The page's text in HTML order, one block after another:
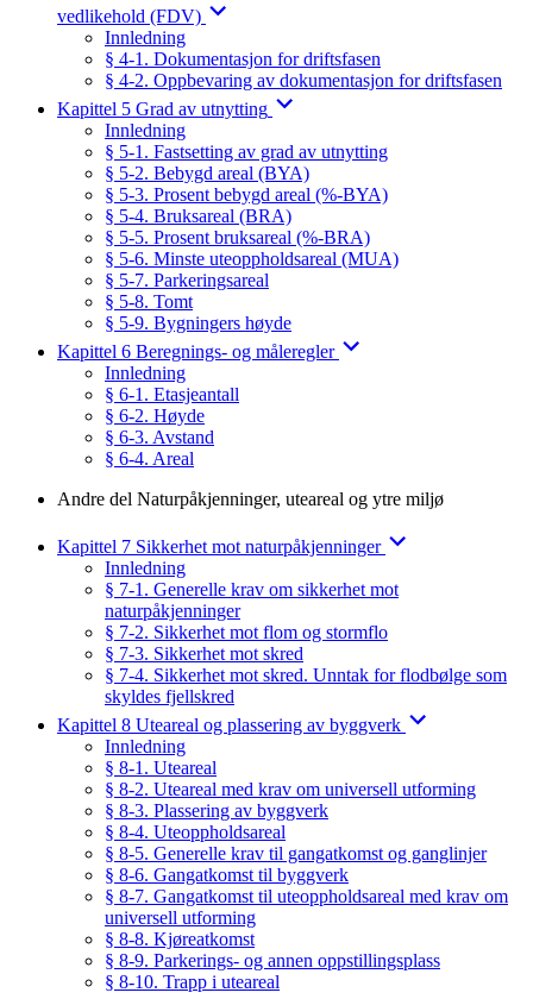
vedlikehold (FDV)
Innledning
§ 4-1. Dokumentasjon for driftsfasen
§ 4-2. Oppbevaring av dokumentasjon for driftsfasen
Kapittel 5 Grad av utnytting
Innledning
§ 5-1. Fastsetting av grad av utnytting
§ 5-2. Bebygd areal (BYA)
§ 5-3. Prosent bebygd areal (%-BYA)
§ 5-4. Bruksareal (BRA)
§ 5-5. Prosent bruksareal (%-BRA)
§ 5-6. Minste uteoppholdsareal (MUA)
§ 5-7. Parkeringsareal
§ 5-8. Tomt
§ 5-9. Bygningers høyde
Kapittel 6 Beregnings- og måleregler
Innledning
§ 6-1. Etasjeantall
§ 6-2. Høyde
§ 6-3. Avstand
§ 6-4. Areal
Andre del Naturpåkjenninger, uteareal og ytre miljø
Kapittel 7 Sikkerhet mot naturpåkjenninger
Innledning
§ 7-1. Generelle krav om sikkerhet mot
naturpåkjenninger
§ 7-2. Sikkerhet mot flom og stormflo
§ 7-3. Sikkerhet mot skred
§ 7-4. Sikkerhet mot skred. Unntak for flodbølge som
skyldes fjellskred
Kapittel 8 Uteareal og plassering av byggverk
Innledning
§ 8-1. Uteareal
§ 8-2. Uteareal med krav om universell utforming
§ 8-3. Plassering av byggverk
§ 8-4. Uteoppholdsareal
§ 8-5. Generelle krav til gangatkomst og ganglinjer
§ 8-6. Gangatkomst til byggverk
§ 8-7. Gangatkomst til uteoppholdsareal med krav om
universell utforming
§ 8-8. Kjøreatkomst
§ 8-9. Parkerings- og annen oppstillingsplass
§ 8-10. Trapp i uteareal